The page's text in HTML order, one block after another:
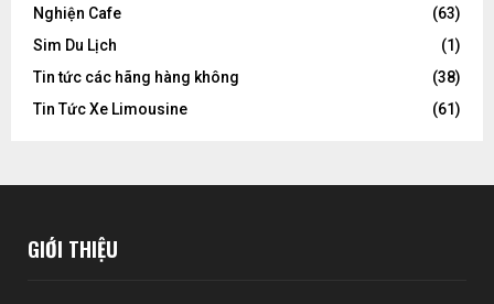
Nghiện Cafe
(63)
Sim Du Lịch
(1)
Tin tức các hãng hàng không
(38)
Tin Tức Xe Limousine
(61)
GIỚI THIỆU